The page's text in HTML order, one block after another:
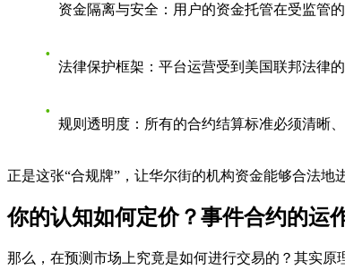
资金隔离与安全 ：用户的资金托管在受监管
法律保护框架 ：平台运营受到美国联邦法律
规则透明度 ：所有的合约结算标准必须清晰
正是这张“合规牌”，让华尔街的机构资金能够合法
你的认知如何定价？事件合约的运
那么，在预测市场上究竟是如何进行交易的？其实原